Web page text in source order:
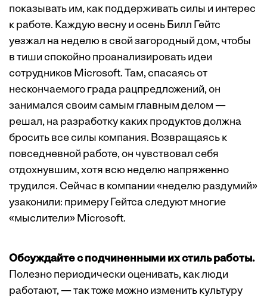
показывать им, как поддерживать силы и интерес
к работе. Каждую весну и осень Билл Гейтс
уезжал на неделю в свой загородный дом, чтобы
в тиши спокойно проанализировать идеи
сотрудников Microsoft. Там, спасаясь от
нескончаемого града рацпредложений, он
занимался своим самым главным делом —
решал, на разработку каких продуктов должна
бросить все силы компания. Возвращаясь к
повседневной работе, он чувствовал себя
отдохнувшим, хотя всю неделю напряженно
трудился. Сейчас в компании «неделю раздумий»
узаконили: примеру Гейтса следуют многие
«мыслители» Microsoft.
Обсуждайте с подчиненными их стиль работы.
Полезно периодически оценивать, как люди
работают, — так тоже можно изменить культуру